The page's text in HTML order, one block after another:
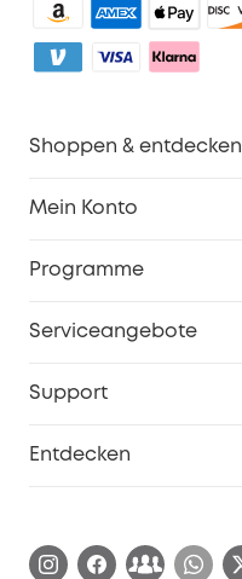
Shoppen & entdecken
Mein Konto
Programme
Serviceangebote
Support
Entdecken
Blog